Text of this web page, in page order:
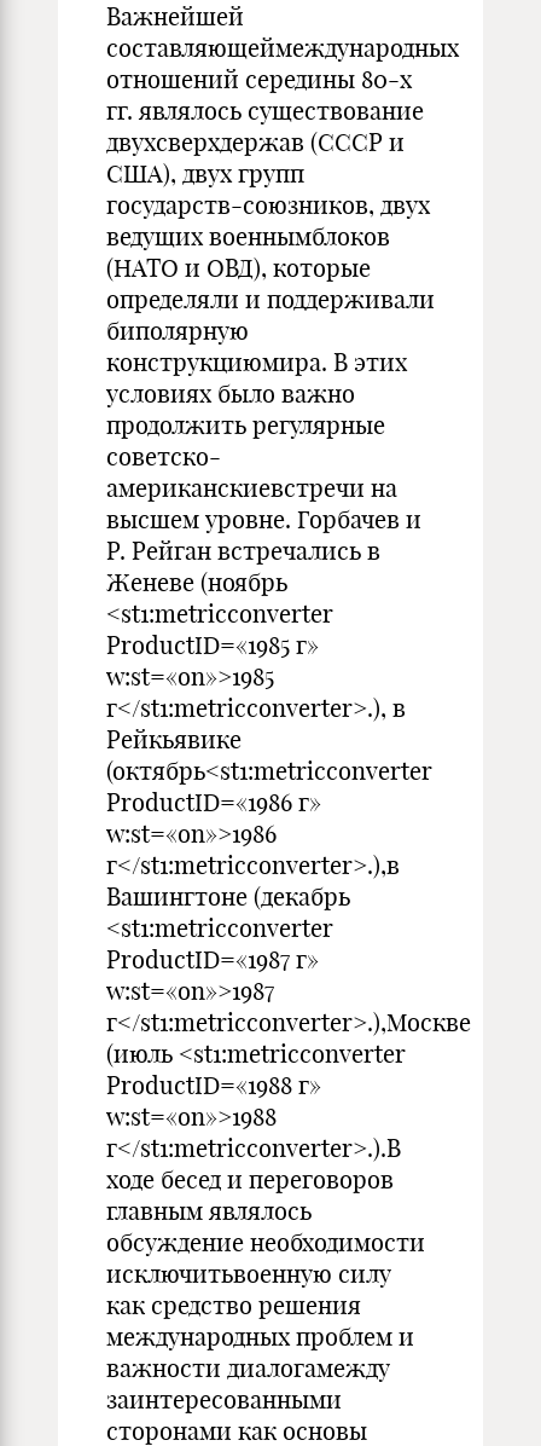
Важнейшей
составляющеймеждународных
отношений середины 80-х
гг. являлось существование
двухсверхдержав (СССР и
США), двух групп
государств-союзников, двух
ведущих военнымблоков
(НАТО и ОВД), которые
определяли и поддерживали
биполярную
конструкциюмира. В этих
условиях было важно
продолжить регулярные
советско-
американскиевстречи на
высшем уровне. Горбачев и
Р. Рейган встречались в
Женеве (ноябрь
<st1:metricconverter
ProductID=«1985 г»
w:st=«on»>1985
г</st1:metricconverter>.), в
Рейкьявике
(октябрь<st1:metricconverter
ProductID=«1986 г»
w:st=«on»>1986
г</st1:metricconverter>.),в
Вашингтоне (декабрь
<st1:metricconverter
ProductID=«1987 г»
w:st=«on»>1987
г</st1:metricconverter>.),Москве
(июль <st1:metricconverter
ProductID=«1988 г»
w:st=«on»>1988
г</st1:metricconverter>.).В
ходе бесед и переговоров
главным являлось
обсуждение необходимости
исключитьвоенную силу
как средство решения
международных проблем и
важности диалогамежду
заинтересованными
сторонами как основы